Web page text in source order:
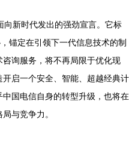
新时代发出的强劲宣言。它标
锚定在引领下一代信息技术的制
询服务，将不再局限于优化现
启一个安全、智能、超越经典计
国电信自身的转型升级，也将在
与竞争力。